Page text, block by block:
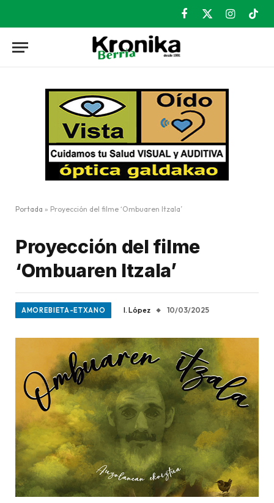
Facebook
X
Instagram
Portada » Proyección del filme ‘Ombuaren Itzala’
Proyección del filme
‘Ombuaren Itzala’
AMOREBIETA-ETXANO I. López 10/03/2025